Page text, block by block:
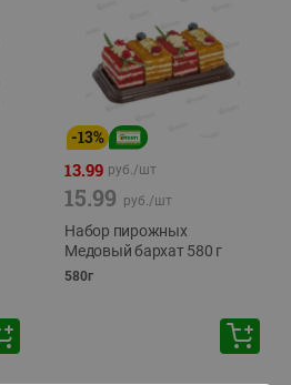
-13%
13.99 руб./шт
15.99 руб./шт
Набор пирожных
Медовый бархат 580 г
580г